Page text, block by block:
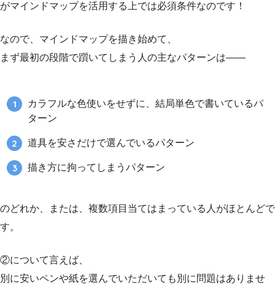
がマインドマップを活用する上では必須条件なのです！
なので、マインドマップを描き始めて、
まず最初の段階で躓いてしまう人の主なパターンは——
カラフルな色使いをせずに、結局単色で書いているパ
ターン
道具を安さだけで選んでいるパターン
描き方に拘ってしまうパターン
のどれか、または、複数項目当てはまっている人がほとんどで
す。
②について言えば、
別に安いペンや紙を選んでいただいても別に問題はありませ